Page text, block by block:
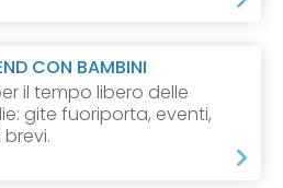
CON BAMBINI
il tempo libero delle
gite fuoriporta, eventi,